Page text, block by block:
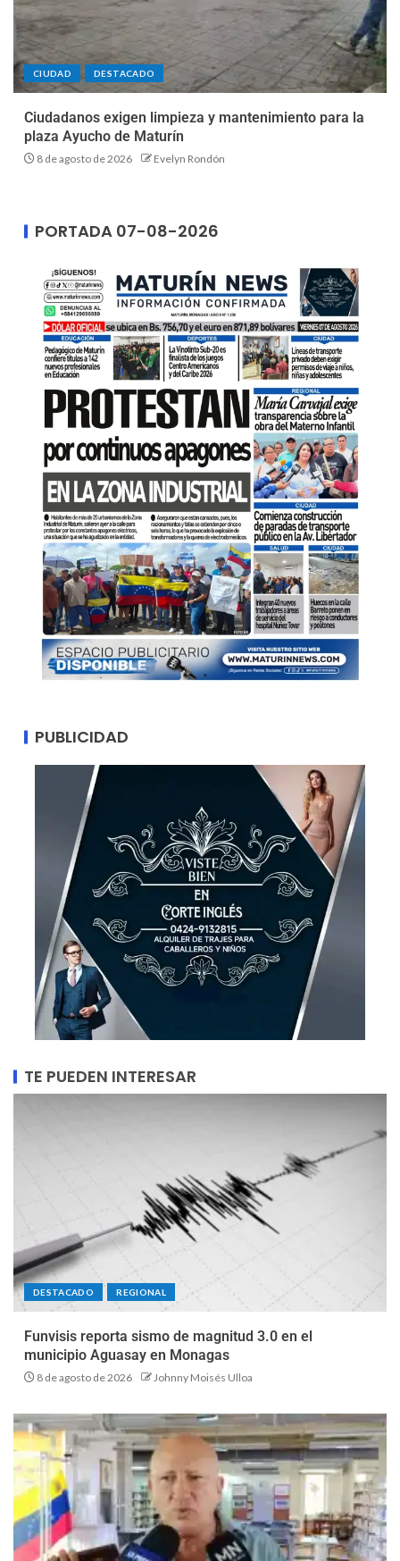
CIUDAD DESTACADO
Ciudadanos exigen limpieza y mantenimiento para la
plaza Ayucho de Maturín
8 de agosto de 2026 Evelyn Rondón
PORTADA 07-08-2026
PUBLICIDAD
TE PUEDEN INTERESAR
DESTACADO REGIONAL
Funvisis reporta sismo de magnitud 3.0 en el
municipio Aguasay en Monagas
8 de agosto de 2026 Johnny Moisés Ulloa